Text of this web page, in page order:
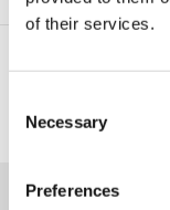
of their services.
Selection
Necessary
Preferences